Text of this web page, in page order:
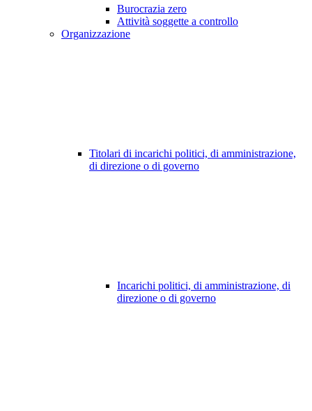
Burocrazia zero
Attività soggette a controllo
Organizzazione
Titolari di incarichi politici, di amministrazione,
di direzione o di governo
Incarichi politici, di amministrazione, di
direzione o di governo